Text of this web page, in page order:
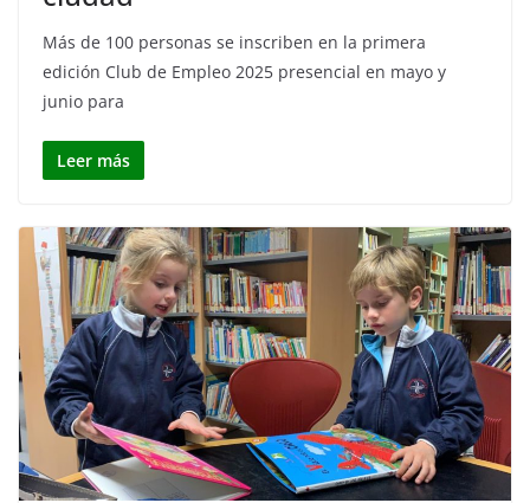
Más de 100 personas se inscriben en la primera
edición Club de Empleo 2025 presencial en mayo y
junio para
Leer más